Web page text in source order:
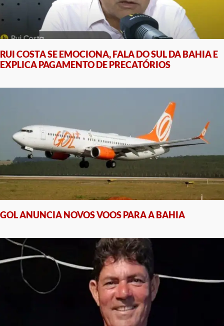
RUI COSTA SE EMOCIONA, FALA DO SUL DA BAHIA E
EXPLICA PAGAMENTO DE PRECATÓRIOS
GOL ANUNCIA NOVOS VOOS PARA A BAHIA